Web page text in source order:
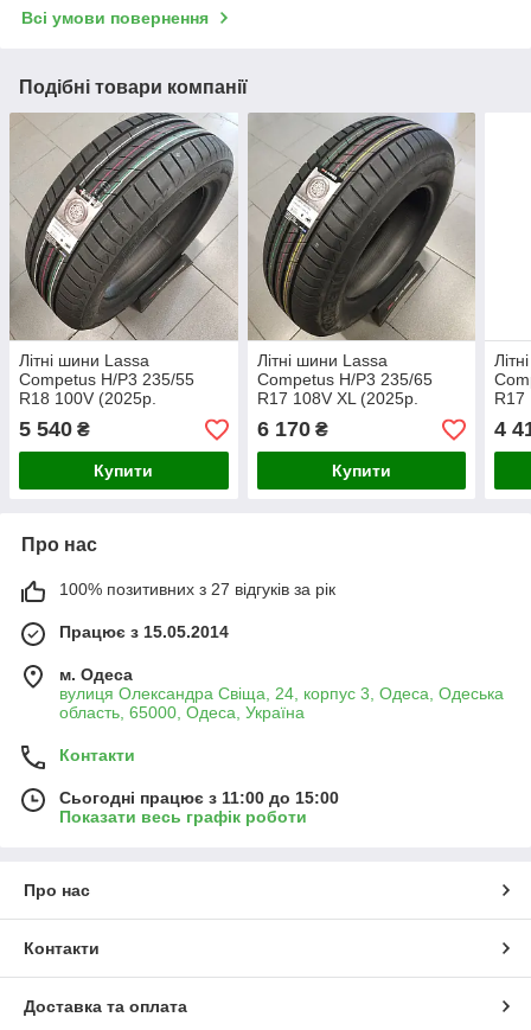
Всі умови повернення
Подібні товари компанії
Літні шини Lassa
Competus H/P3 235/55
R18 100V (2025р.
Туреччина)
5 540 ₴
Купити
Літні шини Lassa
Competus H/P3 235/65
R17 108V XL (2025р.
Туреччина)
6 170₴
Купити
R17
4
Про нас
100% позитивних з 27 відгуків за рік
Працює з 15.05.2014
м. Одеса
вулиця Олександра Свіща, 24, корпус 3, Одеса, Одеська
область, 65000, Одеса, Україна
Контакти
Сьогодні працює з 11:00 до 15:00
Показати весь графік роботи
Про нас
Контакти
Доставка та оплата